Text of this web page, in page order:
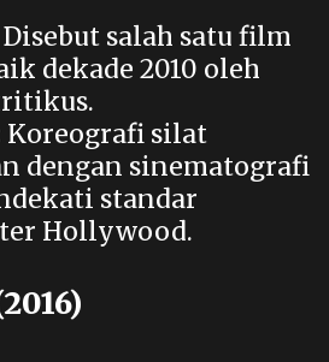
Disebut salah satu film
dekade 2010 oleh
Koreografi silat
dengan sinematografi
standar
Hollywood.